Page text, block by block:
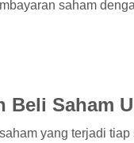
saham
Beli Saham
yang terjadi tiap